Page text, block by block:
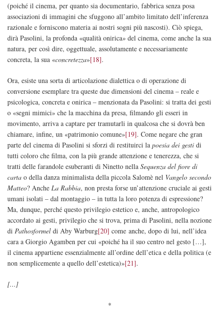
(poiché il cinema, per quanto sia documentario, fabbrica senza posa
associazioni di immagini che sfuggono all’ambito limitato dell’inferenza
razionale e forniscono materia ai nostri sogni più nascosti). Ciò spiega,
dirà Pasolini, la profonda «qualità onirica» del cinema, come anche la sua
natura, per così dire, oggettuale, assolutamente e necessariamente
concreta, la sua «concretezza»[18].
Ora, esiste una sorta di articolazione dialettica o di operazione di
conversione esemplare tra queste due dimensioni del cinema – reale e
psicologica, concreta e onirica – menzionata da Pasolini: si tratta dei gesti
o «segni mimici» che la macchina da presa, filmando gli esseri in
movimento, arriva a captare per tramutarli in qualcosa che si dovrà ben
chiamare, infine, un «patrimonio comune»[19]. Come negare che gran
parte del cinema di Pasolini si sforzi di restituirci la poesia dei gesti di
tutti coloro che filma, con la più grande attenzione e tenerezza, che si
tratti delle farandole esuberanti di Ninetto nella Sequenza del fiore di
carta o della danza minimalista della piccola Salomè nel Vangelo secondo
Matteo? Anche La Rabbia, non presta forse un’attenzione cruciale ai gesti
umani isolati – dal montaggio – in tutta la loro potenza di espressione?
Ma, dunque, perché questo privilegio estetico e, anche, antropologico
accordato ai gesti, privilegio che si trova, prima di Pasolini, nella nozione
di Pathosformel di Aby Warburg[20] come anche, dopo di lui, nell’idea
cara a Giorgio Agamben per cui «poiché ha il suo centro nel gesto […],
il cinema appartiene essenzialmente all’ordine dell’etica e della politica (e
non semplicemente a quello dell’estetica)»[21].
[…]
*